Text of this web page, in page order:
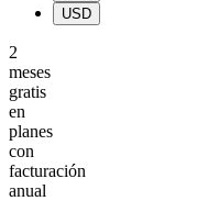
USD
2
meses
gratis
en
planes
con
facturación
anual